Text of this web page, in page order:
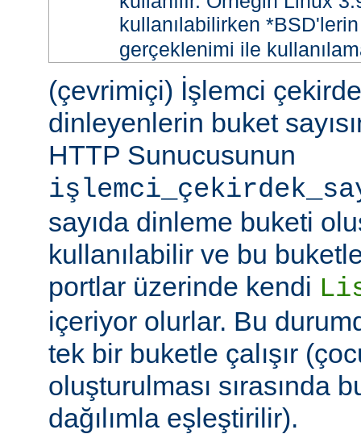
kullanılabilirken
gerçeklenimi ile
(çevrimiçi) İşlemci
dinleyenlerin buket
HTTP Sunucusunun
sayıda dinleme buketi
kullanılabilir ve bu
portlar üzerinde kendi
içeriyor olurlar. Bu
tek bir buketle çalışır
oluşturulması sırasında
dağılımla eşleştirilir).